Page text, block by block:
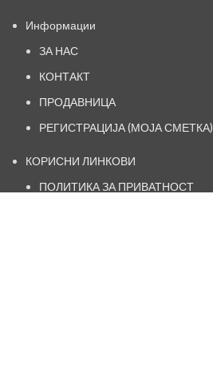
Информации
ЗА НАС
КОНТАКТ
ПРОДАВНИЦА
РЕГИСТРАЦИЈА (МОЈА СМЕТКА)
КОРИСНИ ЛИНКОВИ
ПОЛИТИКА ЗА ПРИВАТНОСТ